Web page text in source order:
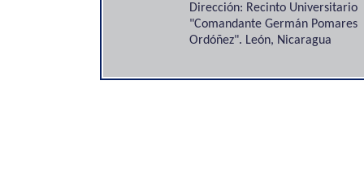
Dirección: Recinto Universitario
"Comandante Germán Pomares
Ordóñez". León, Nicaragua